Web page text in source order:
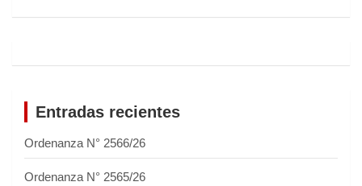
Entradas recientes
Ordenanza N° 2566/26
Ordenanza N° 2565/26